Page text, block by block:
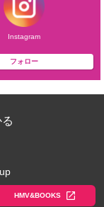
Instagram
フォロー
HMV&BOOKS